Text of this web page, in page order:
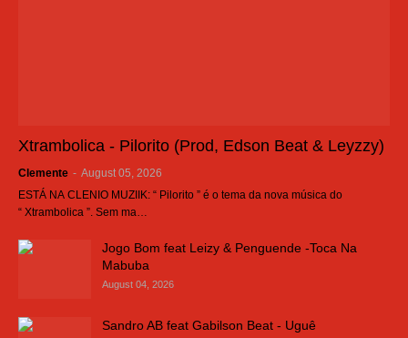
Xtrambolica - Pilorito (Prod, Edson Beat & Leyzzy)
Clemente - August 05, 2026
ESTÁ NA CLENIO MUZIIK: “ Pilorito ” é o tema da nova música do
“ Xtrambolica ”. Sem ma…
Jogo Bom feat Leizy & Penguende -Toca Na
Mabuba
August 04, 2026
Sandro AB feat Gabilson Beat - Uguê